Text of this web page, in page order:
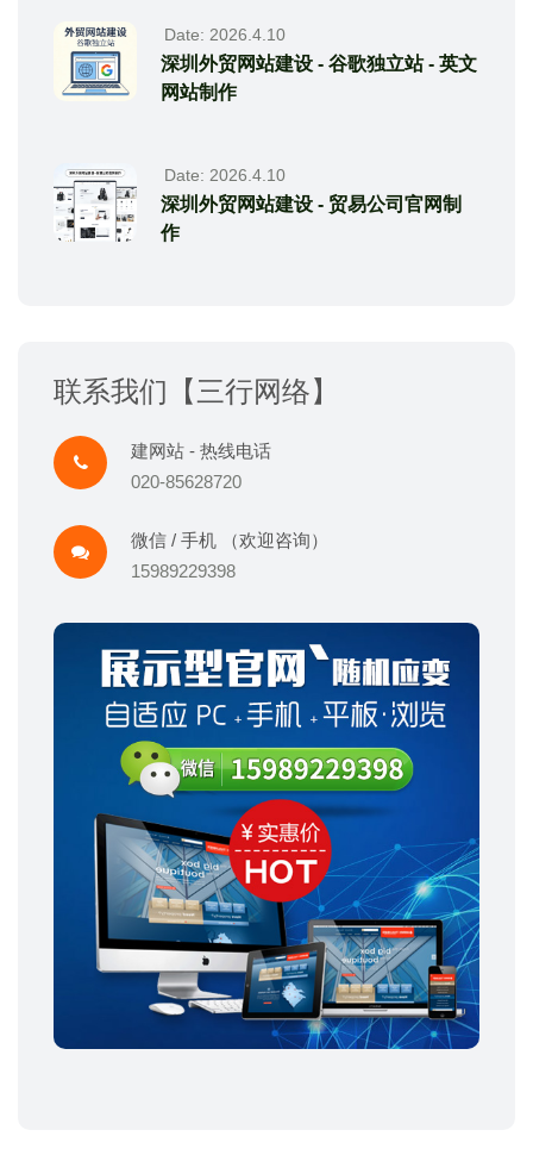
Date: 2026.4.10
深圳外贸网站建设 - 谷歌独立站 - 英文
网站制作
Date: 2026.4.10
深圳外贸网站建设 - 贸易公司官网制
作
联系我们【三行网络】
建网站 - 热线电话
020-85628720
微信 / 手机 （欢迎咨询）
15989229398